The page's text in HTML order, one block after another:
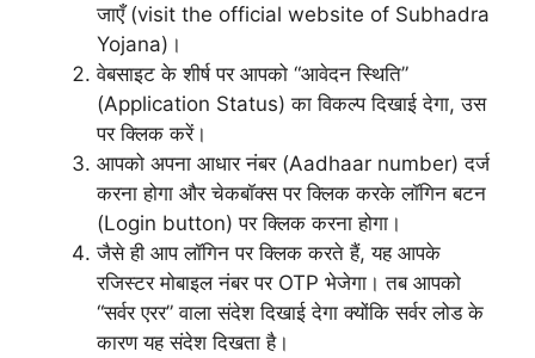
जाएँ (visit the official website of Subhadra
Yojana)।
वेबसाइट के शीर्ष पर आपको “आवेदन स्थिति”
(Application Status) का विकल्प दिखाई देगा, उस
पर क्लिक करें।
आपको अपना आधार नंबर (Aadhaar number) दर्ज
करना होगा और चेकबॉक्स पर क्लिक करके लॉगिन बटन
(Login button) पर क्लिक करना होगा।
जैसे ही आप लॉगिन पर क्लिक करते हैं, यह आपके
रजिस्टर मोबाइल नंबर पर OTP भेजेगा। तब आपको
“सर्वर एरर” वाला संदेश दिखाई देगा क्योंकि सर्वर लोड के
कारण यह संदेश दिखता है।